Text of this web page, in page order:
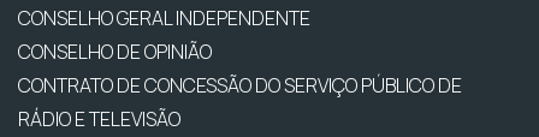
CONSELHO GERAL INDEPENDENTE
CONSELHO DE OPINIÃO
CONTRATO DE CONCESSÃO DO SERVIÇO PÚBLICO DE
RÁDIO E TELEVISÃO